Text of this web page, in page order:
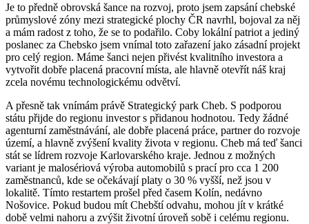
Je to předně obrovská šance na rozvoj, proto jsem zapsání chebské
průmyslové zóny mezi strategické plochy ČR navrhl, bojoval za něj
a mám radost z toho, že se to podařilo. Coby lokální patriot a jediný
poslanec za Chebsko jsem vnímal toto zařazení jako zásadní projekt
pro celý region. Máme šanci nejen přivést kvalitního investora a
vytvořit dobře placená pracovní místa, ale hlavně otevřít náš kraj
zcela novému technologickému odvětví.
A přesně tak vnímám právě Strategický park Cheb. S podporou
státu přijde do regionu investor s přidanou hodnotou. Tedy žádné
agenturní zaměstnávání, ale dobře placená práce, partner do rozvoje
území, a hlavně zvýšení kvality života v regionu. Cheb má teď šanci
stát se lídrem rozvoje Karlovarského kraje. Jednou z možných
variant je malosériová výroba automobilů s prací pro cca 1 200
zaměstnanců, kde se očekávají platy o 30 % vyšší, než jsou v
lokalitě. Tímto restartem prošel před časem Kolín, nedávno
Nošovice. Pokud budou mít Chebští odvahu, mohou jít v krátké
době velmi nahoru a zvýšit životní úroveň sobě i celému regionu.